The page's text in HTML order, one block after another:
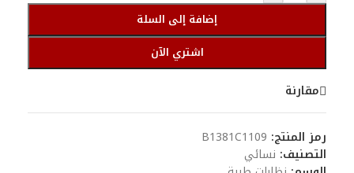
إضافة إلى السلة
اشتري الآن
مقارنة
رمز المنتج: B1381C1109
التصنيف: نسائي